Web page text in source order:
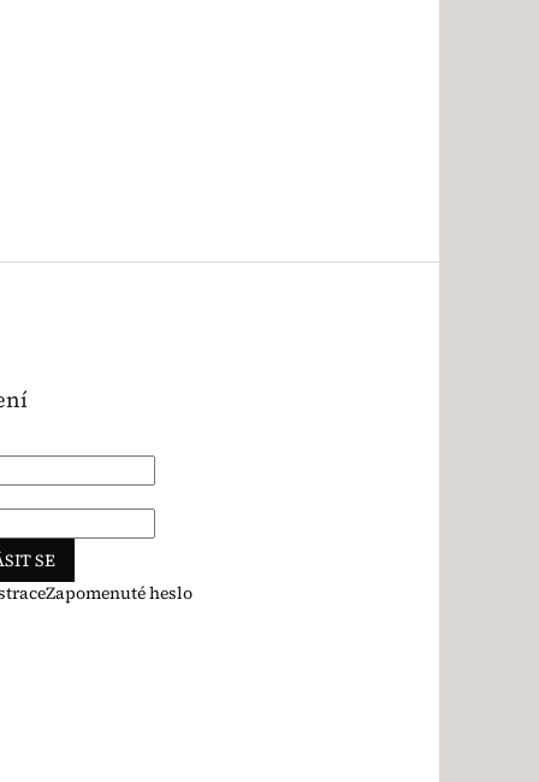
SE
Zapomenuté heslo